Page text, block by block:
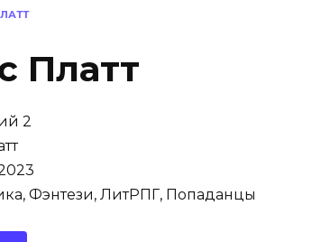
Платт
2
Фэнтези, ЛитРПГ, Попаданцы